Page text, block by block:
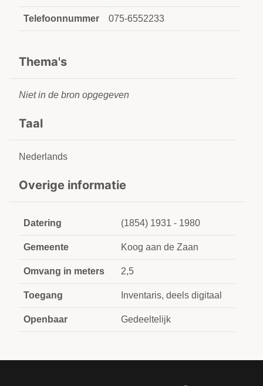
Telefoonnummer 075-6552233
Thema's
Niet in de bron opgegeven
Taal
Nederlands
Overige informatie
Datering (1854) 1931 - 1980
Gemeente Koog aan de Zaan
Omvang in meters 2,5
Toegang Inventaris, deels digitaal
Openbaar Gedeeltelijk